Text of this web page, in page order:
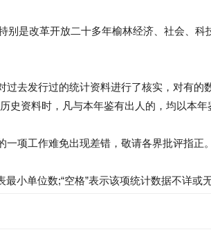
别是改革开放二十多年榆林经济、社会、科
去发行过的统计资料进行了核实，对有的
资料时，凡与本年鉴有出人的，均以本年
项工作难免出现差错，敬请各界批评指正。
小单位数;“空格”表示该项统计数据不详或无